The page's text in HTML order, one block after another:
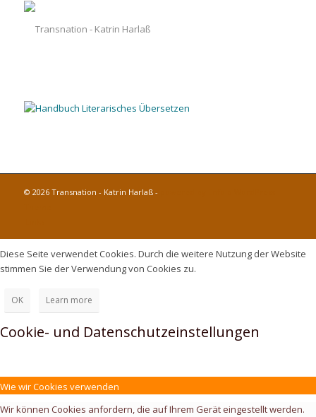
© 2026 Transnation - Katrin Harlaß -
Diese Seite verwendet Cookies. Durch die weitere Nutzung der Website
stimmen Sie der Verwendung von Cookies zu.
OK Learn more
Cookie- und Datenschutzeinstellungen
Wie wir Cookies verwenden
Wir können Cookies anfordern, die auf Ihrem Gerät eingestellt werden.